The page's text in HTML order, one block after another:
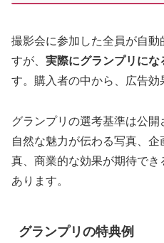
撮影会に参加した全員が自動
すが、 実際にグランプリに
す。購入者の中から、広告効
グランプリの選考基準は公
自然な魅力が伝わる写真、
真、商業的な効果が期待で
あります。
グランプリの特典例